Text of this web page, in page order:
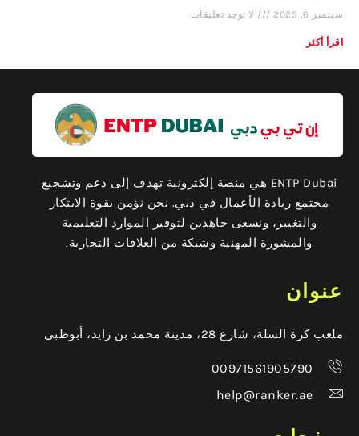
سبتمبر 6, 2025 لا توجد تعليقات
اقرأ أكثر
ENTP Dubai هي منصة إلكترونية تهدف إلى دعم وتشجيع
مجتمع ريادة الأعمال في دبي. نحن نؤمن بقوة الابتكار
والتغيير، ونسعى جاهدين لتوفير الموارد التعليمية
والمشورة المهنية وشبكة من العلاقات التجارية.
عنوان
ملعب كرة السلة، شارع 28، مدينة محمد بن زايد، أبوظبي
00971561905790
help@ranker.ae